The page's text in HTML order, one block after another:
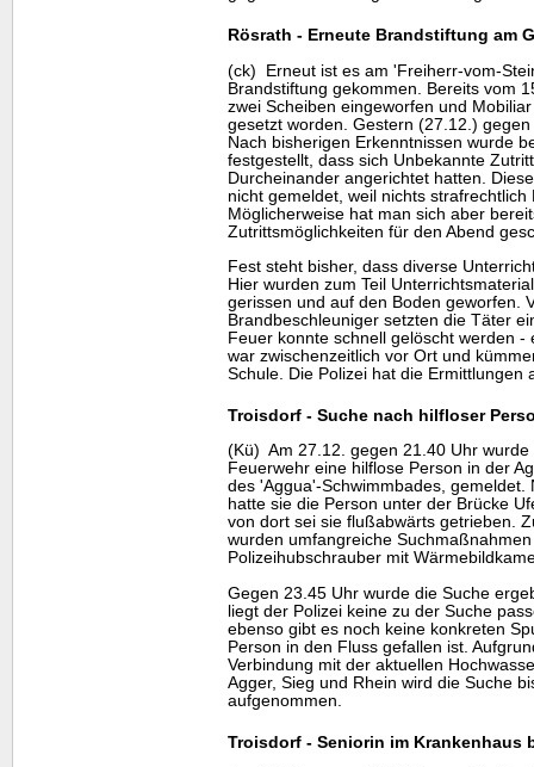
Rösrath - Erneute Brandstiftung am
(ck) Erneut ist es am 'Freiherr-vom-
Brandstiftung gekommen. Bereits vom
zwei Scheiben eingeworfen und
gesetzt worden. Gestern (27.12.)
Nach bisherigen Erkenntnissen wurde
festgestellt, dass sich Unbekannte
Durcheinander angerichtet hatten.
nicht gemeldet, weil nichts strafrechtlich
Möglicherweise hat man sich aber
Zutrittsmöglichkeiten für den Abend
Fest steht bisher, dass diverse
Hier wurden zum Teil
gerissen und auf den Boden geworfen.
Brandbeschleuniger setzten die Täter
Feuer konnte schnell gelöscht werden
war zwischenzeitlich vor Ort und
Schule. Die Polizei hat die Ermittlungen
Troisdorf - Suche nach hilfloser
(Kü) Am 27.12. gegen 21.40 Uhr
Feuerwehr eine hilflose Person in der
des 'Aggua'-Schwimmbades, gemeldet.
hatte sie die Person unter der Brücke
von dort sei sie flußabwärts getrieben.
wurden umfangreiche
Polizeihubschrauber mit
Gegen 23.45 Uhr wurde die Suche
liegt der Polizei keine zu der Suche
ebenso gibt es noch keine konkreten
Person in den Fluss gefallen ist.
Verbindung mit der aktuellen
Agger, Sieg und Rhein wird die Suche
aufgenommen.
Troisdorf - Seniorin im Krankenhaus